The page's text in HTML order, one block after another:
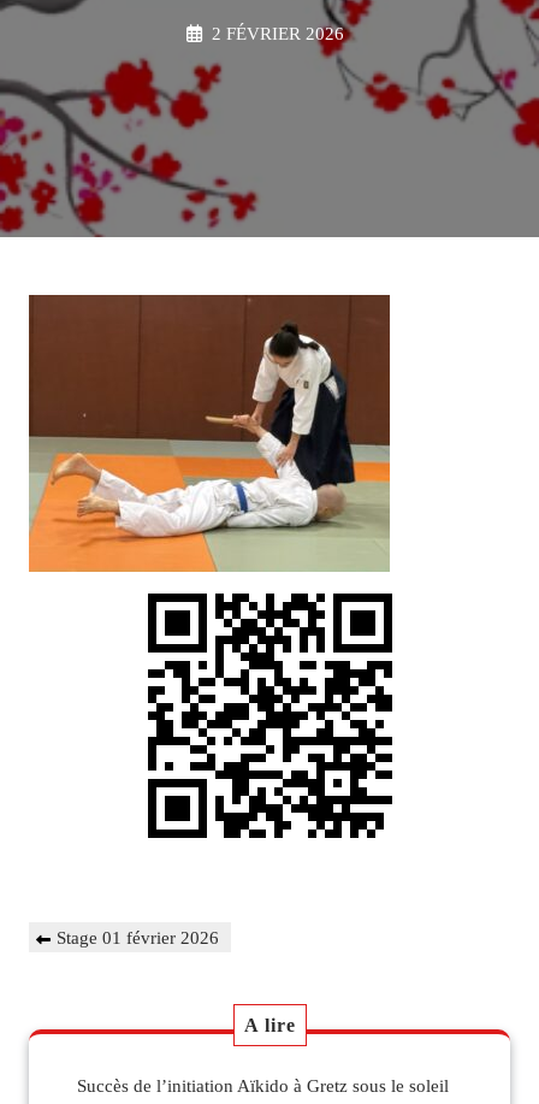
2 FÉVRIER 2026
de
Previous
Stage 01 février 2026
A lire
Succès de l’initiation Aïkido à Gretz sous le soleil